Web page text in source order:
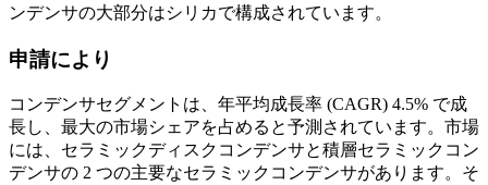
ンデンサの大部分はシリカで構成されています。
申請により
コンデンサセグメントは、年平均成長率 (CAGR) 4.5% で成
長し、最大の市場シェアを占めると予測されています。市場
には、セラミックディスクコンデンサと積層セラミックコン
デンサの 2 つの主要なセラミックコンデンサがあります。そ